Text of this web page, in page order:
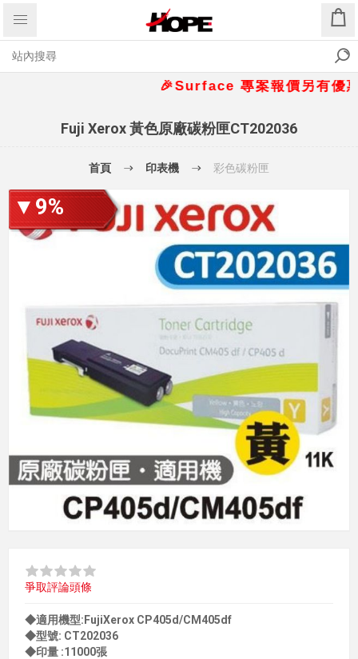
🎉Surface 專案報價另有優惠
Fuji Xerox 黃色原廠碳粉匣CT202036
首頁 印表機 彩色碳粉匣
▼9%
爭取評論頭條
◆適用機型:FujiXerox CP405d/CM405df
◆型號: CT202036
◆印量 :11000張